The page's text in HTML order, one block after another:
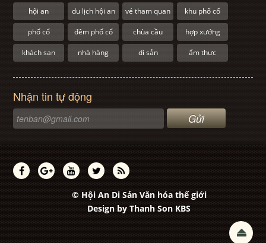
hội an du lịch hội an vé tham quan khu phố cổ
phố cổ đêm phố cổ chùa cầu hợp xướng
khách sạn nhà hàng di sản ẩm thực
Nhận tin tự động
© Hội An Di Sản Văn hóa thế giới
Design by Thanh Son KBS